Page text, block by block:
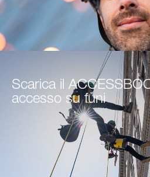
Scarica il
accesso su funi